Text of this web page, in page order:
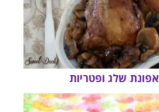
שלג ופטריות